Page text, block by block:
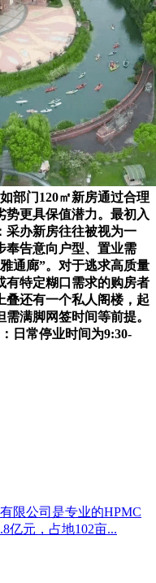
部门120㎡新房通过合理
势更具保值潜力。最初入
采办新房往往被视为一
奉告意向户型、置业需
通廊”。对于逃求高质量
有特定糊口需求的购房者
叠还有一个私人阁楼，起
满脚网签时间等前提。
日常停业时间为9:30-
限公司是专业的HPMC
亿元，占地102亩...